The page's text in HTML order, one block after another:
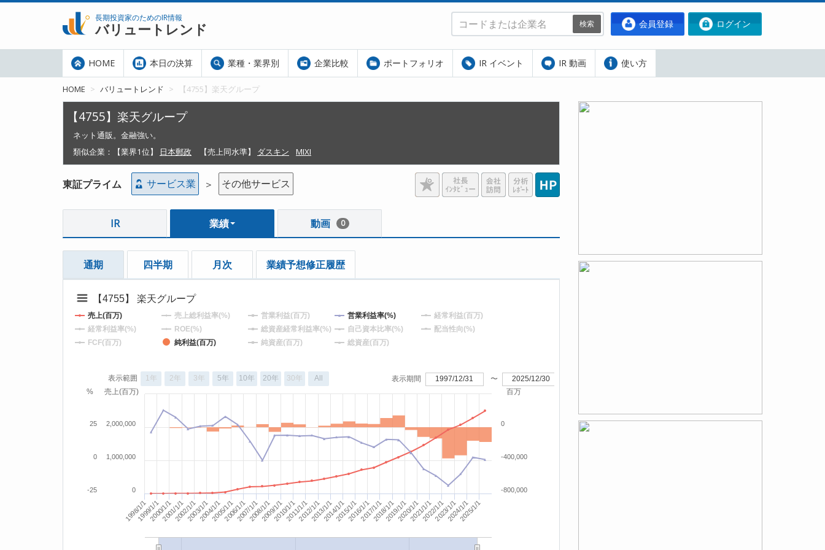
長期投資家のためのIR情報
バリュートレンド 会員登録 ログイン
検索
HOME 本日の決算 業種・業界別 企業比較 ポートフォリオ IR イベント IR 動画 使い方
HOME バリュートレンド 【4755】楽天グループ
【4755】楽天グループ
ネット通販。金融強い。
類似企業：
【業界1位】 日本郵政 【売上同水準】 ダスキン MIXI
東証プライム サービス業 ＞ その他サービス
IR 業績 動画 0
通期 四半期 月次 業績予想修正履歴
売上(百万)
% 百万
【4755】 楽天グループ
1998/1/11999/1/12000/1/12001/1/12002/1/12003/1/12004/1/12005/1/12006/1/12007/1/12008/1/12009/1/12010/1/12011/1/12012/1/12013/1/12014/1/12015/1/12016/1/12017/1/12018/1/12019/1/12020/1/12021/1/12022/1/12023/1/12024/1/12025/1/1
0
2,000,000
1,000,000
0
-25
25
-400,000
0
-800,000
表示範囲 1年 2年 3年 5年 10年 20年 30年 All 表示期間 1997/12/31 〜 2025/12/30
売上(百万) 売上総利益率(%) 営業利益(百万) 営業利益率(%)
経常利益(百万)
経常利益率(%)
ROE(%) 総資産経常利益率(%) 自己資本比率(%)
配当性向(%)
FCF(百万)
純利益(百万) 純資産(百万) 総資産(百万)